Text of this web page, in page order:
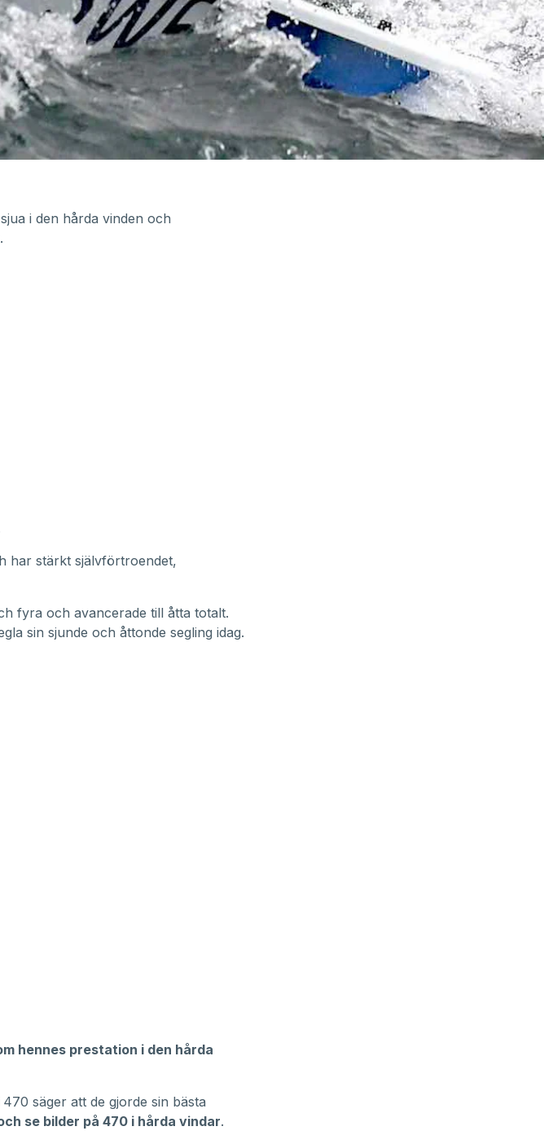
i den hårda vinden och
har stärkt självförtroendet,
fyra och avancerade till åtta totalt.
sin sjunde och åttonde segling idag.
hennes prestation i den hårda
säger att de gjorde sin bästa
se bilder på 470 i hårda vindar.